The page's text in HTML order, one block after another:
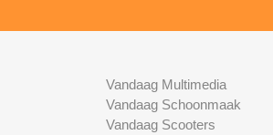
Vandaag Multimedia
Vandaag Schoonmaak
Vandaag Scooters